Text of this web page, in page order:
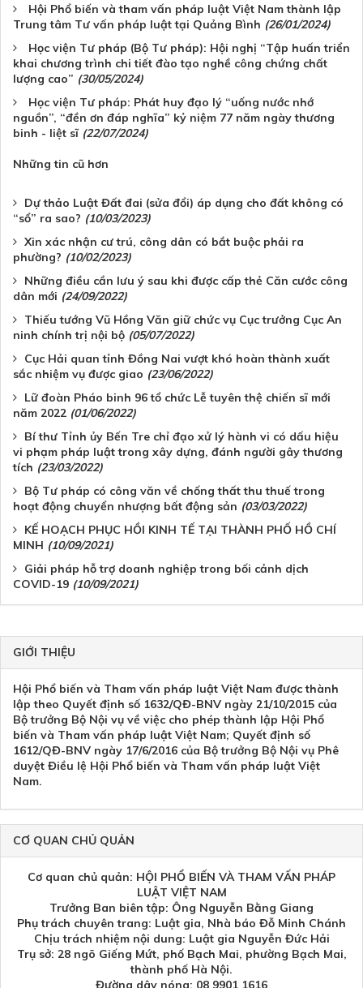
Hội Phổ biến và tham vấn pháp luật Việt Nam thành lập
Trung tâm Tư vấn pháp luật tại Quảng Bình (26/01/2024)
Học viện Tư pháp (Bộ Tư pháp): Hội nghị “Tập huấn triển
khai chương trình chi tiết đào tạo nghề công chứng chất
lượng cao” (30/05/2024)
Học viện Tư pháp: Phát huy đạo lý “uống nước nhớ
nguồn”, “đền ơn đáp nghĩa” kỷ niệm 77 năm ngày thương
binh - liệt sĩ (22/07/2024)
Những tin cũ hơn
Dự thảo Luật Đất đai (sửa đổi) áp dụng cho đất không có
“sổ” ra sao? (10/03/2023)
Xin xác nhận cư trú, công dân có bắt buộc phải ra
phường? (10/02/2023)
Những điều cần lưu ý sau khi được cấp thẻ Căn cước công
dân mới (24/09/2022)
Thiếu tướng Vũ Hồng Văn giữ chức vụ Cục trưởng Cục An
ninh chính trị nội bộ (05/07/2022)
Cục Hải quan tỉnh Đồng Nai vượt khó hoàn thành xuất
sắc nhiệm vụ được giao (23/06/2022)
Lữ đoàn Pháo binh 96 tổ chức Lễ tuyên thệ chiến sĩ mới
năm 2022 (01/06/2022)
Bí thư Tỉnh ủy Bến Tre chỉ đạo xử lý hành vi có dấu hiệu
vi phạm pháp luật trong xây dựng, đánh người gây thương
tích (23/03/2022)
Bộ Tư pháp có công văn về chống thất thu thuế trong
hoạt động chuyển nhượng bất động sản (03/03/2022)
KẾ HOẠCH PHỤC HỒI KINH TẾ TẠI THÀNH PHỐ HỒ CHÍ
MINH (10/09/2021)
Giải pháp hỗ trợ doanh nghiệp trong bối cảnh dịch
COVID-19 (10/09/2021)
GIỚI THIỆU
Hội Phổ biến và Tham vấn pháp luật Việt Nam được thành
lập theo Quyết định số 1632/QĐ-BNV ngày 21/10/2015 của
Bộ trưởng Bộ Nội vụ về việc cho phép thành lập Hội Phổ
biến và Tham vấn pháp luật Việt Nam; Quyết định số
1612/QĐ-BNV ngày 17/6/2016 của Bộ trưởng Bộ Nội vụ Phê
duyệt Điều lệ Hội Phổ biến và Tham vấn pháp luật Việt
Nam.
CƠ QUAN CHỦ QUẢN
Cơ quan chủ quản: HỘI PHỔ BIẾN VÀ THAM VẤN PHÁP
LUẬT VIỆT NAM
Trưởng Ban biên tập: Ông Nguyễn Bằng Giang
Phụ trách chuyên trang: Luật gia, Nhà báo Đỗ Minh Chánh
Chịu trách nhiệm nội dung: Luật gia Nguyễn Đức Hải
Trụ sở: 28 ngõ Giếng Mứt, phố Bạch Mai, phường Bạch Mai,
thành phố Hà Nội.
Đường dây nóng: 08 9901 1616